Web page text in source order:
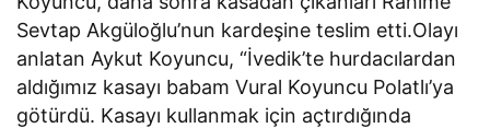
Sevtap Akgüloğlu’nun kardeşine teslim etti.Olayı
anlatan Aykut Koyuncu, “İvedik’te hurdacılardan
aldığımız kasayı babam Vural Koyuncu Polatlı’ya
götürdü. Kasayı kullanmak için açtırdığında